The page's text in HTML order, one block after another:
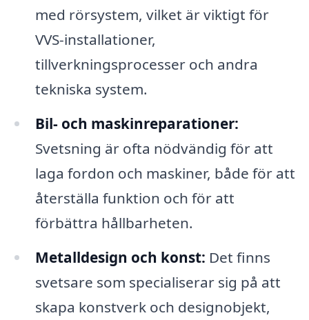
med rörsystem, vilket är viktigt för
VVS-installationer,
tillverkningsprocesser och andra
tekniska system.
Bil- och maskinreparationer:
Svetsning är ofta nödvändig för att
laga fordon och maskiner, både för att
återställa funktion och för att
förbättra hållbarheten.
Metalldesign och konst: Det finns
svetsare som specialiserar sig på att
skapa konstverk och designobjekt,